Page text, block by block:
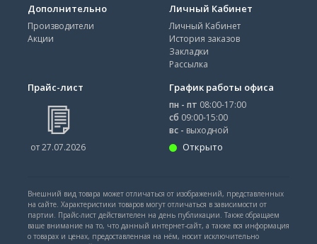
Дополнительно
Производители
Акции
Личный Кабинет
Личный Кабинет
История заказов
Закладки
Рассылка
Прайс-лист
от 27.07.2026
График работы офиса
пн - пт 08:00-17:00
сб 09:00-15:00
вс - выходной
Открыто
Внешний вид товара может отличаться от изображений, представленных
на сайте. Характеристики товаров могут отличаться в зависимости от
партии. Прайс-лист действителен на день публикации. Также обращаем
ваше внимание на то, что данный интернет-сайт, а также вся информация
о товарах и ценах, предоставленная на нём, носит исключительно